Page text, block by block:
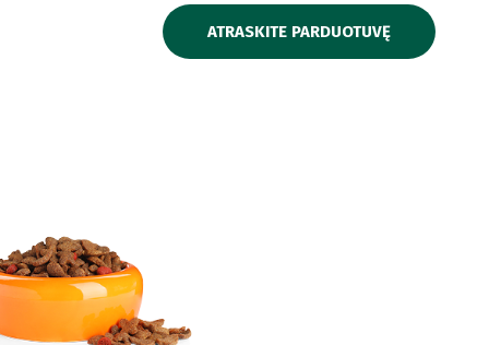
ATRASKITE PARDUOTUVĘ